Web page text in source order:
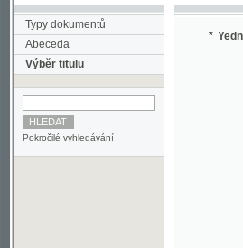
Typy dokumentů
Abeceda
Výběr titulu
Pokročilé vyhledávání